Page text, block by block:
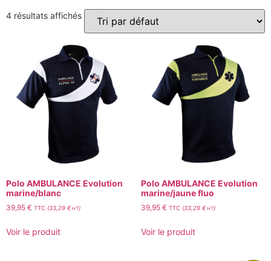
4 résultats affichés
Polo AMBULANCE Evolution
marine/blanc
39,95 € TTC (33,29 € HT)
Voir le produit
Polo AMBULANCE Evolution
marine/jaune fluo
39,95 € TTC(33,29 €HT)
Voir le produit